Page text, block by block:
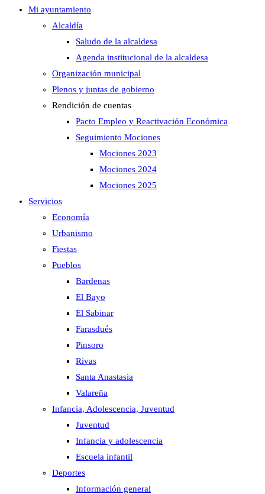
Mi ayuntamiento
Alcaldía
Saludo de la alcaldesa
Agenda institucional de la alcaldesa
Organización municipal
Plenos y juntas de gobierno
Rendición de cuentas
Pacto Empleo y Reactivación Económica
Seguimiento Mociones
Mociones 2023
Mociones 2024
Mociones 2025
Servicios
Economía
Urbanismo
Fiestas
Pueblos
Bardenas
El Bayo
El Sabinar
Farasdués
Pinsoro
Rivas
Santa Anastasia
Valareña
Infancia, Adolescencia, Juventud
Juventud
Infancia y adolescencia
Escuela infantil
Deportes
Información general